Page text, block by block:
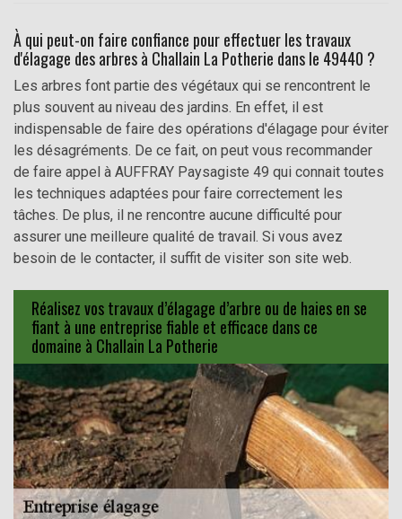
À qui peut-on faire confiance pour effectuer les travaux
d'élagage des arbres à Challain La Potherie dans le 49440 ?
Les arbres font partie des végétaux qui se rencontrent le
plus souvent au niveau des jardins. En effet, il est
indispensable de faire des opérations d'élagage pour éviter
les désagréments. De ce fait, on peut vous recommander
de faire appel à AUFFRAY Paysagiste 49 qui connait toutes
les techniques adaptées pour faire correctement les
tâches. De plus, il ne rencontre aucune difficulté pour
assurer une meilleure qualité de travail. Si vous avez
besoin de le contacter, il suffit de visiter son site web.
Réalisez vos travaux d’élagage d’arbre ou de haies en se
fiant à une entreprise fiable et efficace dans ce
domaine à Challain La Potherie